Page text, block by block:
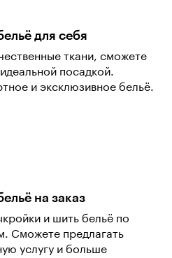
для себя
ткани, сможете
посадкой.
и эксклюзивное бельё.
на заказ
и шить бельё по
Сможете предлагать
услугу и больше